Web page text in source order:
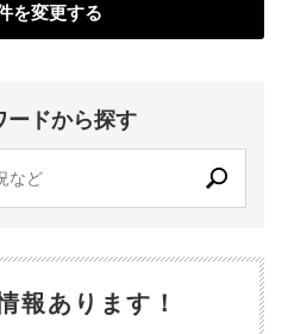
を変更する
ードから探す
報あります！